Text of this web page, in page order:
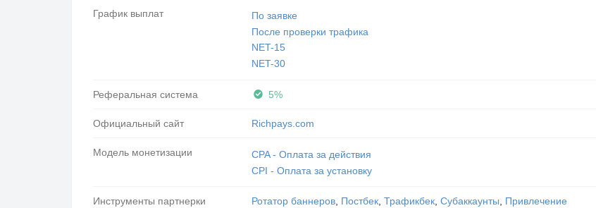
График выплат
По заявке
После проверки трафика
NET-15
NET-30
Реферальная система 5%
Официальный сайт Richpays.com
Модель монетизации
CPA - Оплата за действия
CPI - Оплата за установку
Инструменты партнерки Ротатор баннеров, Постбек, Трафикбек, Субаккаунты, Привлечение